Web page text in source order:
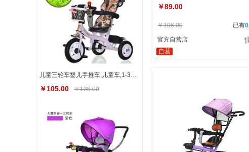
儿童三轮车婴儿手推车,儿童车,1-3岁儿童手推车,厂家直供脚踏童车
￥105.00 ￥126.00
￥89.00
￥106.00 已有0
官方自营店
自营